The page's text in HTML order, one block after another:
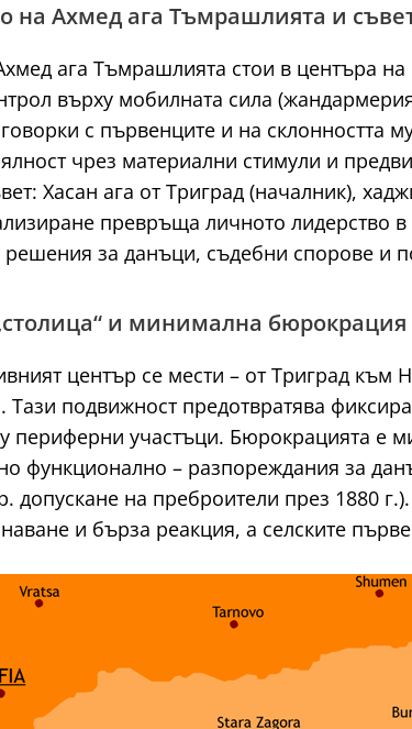
на Ахмед ага Тъмрашлията и
ага Тъмрашлията стои в центъра
върху мобилната сила
с първенците и на склонността
чрез материални стимули и
Хасан ага от Триград (началник),
превръща личното лидерство
решения за данъци, съдебни спорове и
и минимална бюрокрация
център се мести – от Триград към
подвижност предотвратява
периферни участъци. Бюрокрацията е
функционално – разпореждания за
допускане на преброители през 1880
и бърза реакция, а селските